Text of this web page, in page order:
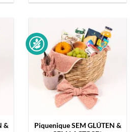
&
Piquenique SEM GLÚTEN &